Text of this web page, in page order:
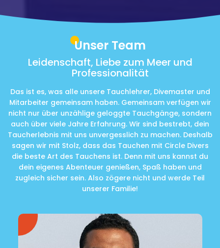
Unser Team
Leidenschaft, Liebe zum Meer und
Professionalität
Das ist es, was alle unsere Tauchlehrer, Divemaster und
Mitarbeiter gemeinsam haben. Gemeinsam verfügen wir
nicht nur über unzählige geloggte Tauchgänge, sondern
auch über viele Jahre Erfahrung. Wir sind bestrebt, dein
Taucherlebnis mit uns unvergesslich zu machen. Deshalb
sagen wir mit Stolz, dass das Tauchen mit Circle Divers
die beste Art des Tauchens ist. Denn mit uns kannst du
dein eigenes Abenteuer genießen, Spaß haben und
zugleich sicher sein. Also zögere nicht und werde Teil
unserer Familie!